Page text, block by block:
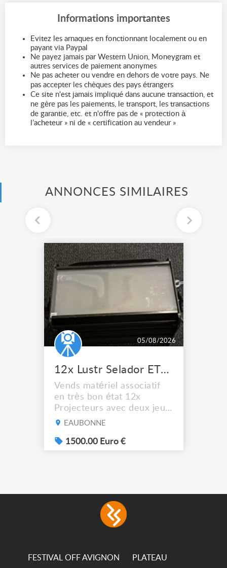
Informations importantes
Evitez les arnaques en fonctionnant localement ou en
payant via Paypal
Ne payez jamais par Western Union, Moneygram et
autres services de paiement anonymes
Ne pas acheter ou vendre en dehors de votre pays. Ne
pas accepter les chèques des pays étrangers
Ce site n'est jamais impliqué dans aucune transaction, et
ne gère pas les paiements, le transport, les transactions
de garantie, etc. et n'offre pas de « protection à
l’acheteur » ni de « certification au vendeur »
ANNONCES SIMILAIRES
05/08/2026
12x Lustr Selador ETC Led 7x colors filtres
Vends matériel associatif
en très bon état 12x
Projecteurs avec deux jeux
de filtre filtre Lustr Selador
system – seven colour
LEDs providing the
consumption The
permanence of a 50,000-
EAUBONNE
1500.00 Euro €
FESTIVAL OFF AVIGNON PLATEAU